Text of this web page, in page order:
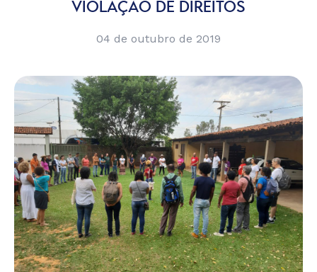
VIOLAÇÃO DE DIREITOS
04 de outubro de 2019